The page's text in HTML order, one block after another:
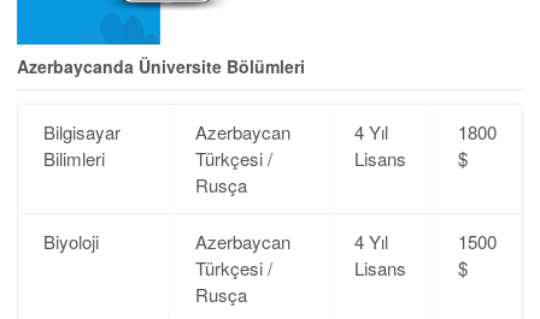
Azerbaycanda Üniversite Bölümleri
Bilgisayar
Bilimleri
Azerbaycan
Türkçesi /
Rusça
4 Yıl
Lisans
1800
$
Biyoloji
Azerbaycan
Türkçesi /
Rusça
4 Yıl
Lisans
1500
$